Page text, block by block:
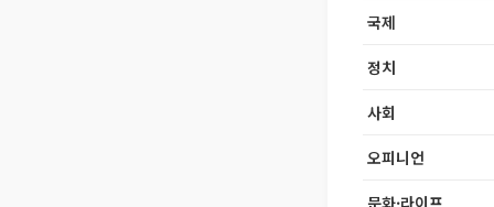
국제
정치
사회
오피니언
문화·라이프